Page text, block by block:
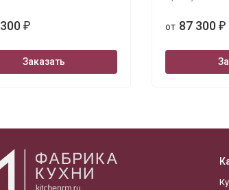
₽
Заказать
от 87 300 ₽